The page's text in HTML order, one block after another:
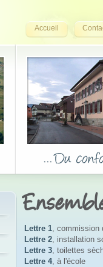
Accueil
Lettre 1, commission
Lettre 2, installation
Lettre 3, toilettes
Lettre 4, à l'école